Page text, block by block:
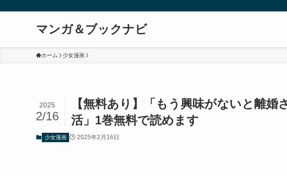
マンガ＆ブックナビ
ホーム 少女漫画
【無料あり】「もう興味がないと離
活」1巻無料で読めます
2025
2/16
少女漫画 2025年2月16日